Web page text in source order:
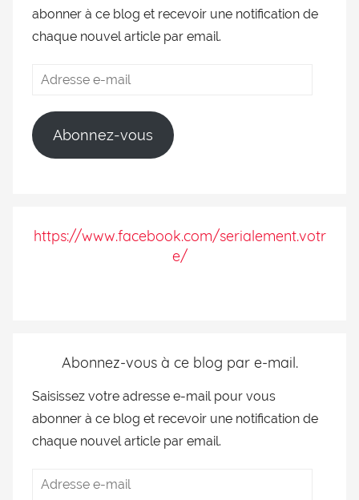
abonner à ce blog et recevoir une notification de
chaque nouvel article par email.
Abonnez-vous
https://www.facebook.com/serialement.votr
e/
Abonnez-vous à ce blog par e-mail.
Saisissez votre adresse e-mail pour vous
abonner à ce blog et recevoir une notification de
chaque nouvel article par email.